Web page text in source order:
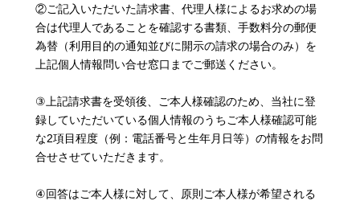
②ご記入いただいた請求書、代理人様によるお求めの場
合は代理人であることを確認する書類、手数料分の郵便
為替（利用目的の通知並びに開示の請求の場合のみ）を
上記個人情報問い合せ窓口までご郵送ください。
③上記請求書を受領後、ご本人様確認のため、当社に登
録していただいている個人情報のうちご本人様確認可能
な2項目程度（例：電話番号と生年月日等）の情報をお問
合せさせていただきます。
④回答はご本人様に対して、原則ご本人様が希望される